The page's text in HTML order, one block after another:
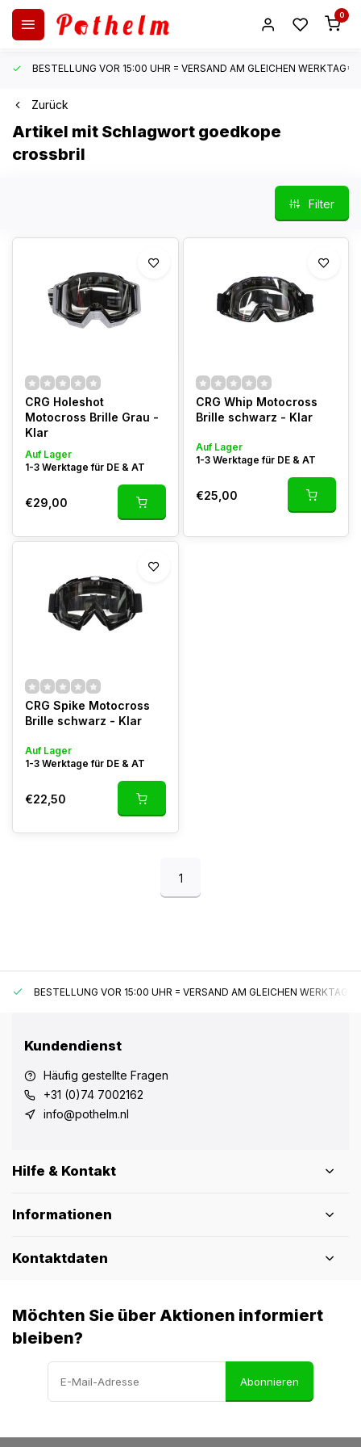
0
BESTELLUNG VOR 15:00 UHR = VERSAND AM GLEICHEN WERKTAG*
Zurück
Artikel mit Schlagwort goedkope
crossbril
Filter
CRG Holeshot
Motocross Brille Grau -
Klar
Auf Lager
1-3 Werktage für DE & AT
€29,00
CRG Whip Motocross
Brille schwarz - Klar
Auf Lager
1-3 Werktage für DE & AT
€25,00
CRG Spike Motocross
Brille schwarz - Klar
Auf Lager
1-3 Werktage für DE & AT
€22,50
1
BESTELLUNG VOR 15:00 UHR = VERSAND AM GLEICHEN WERKTAG*
Kundendienst
Häufig gestellte Fragen
+31 (0)74 7002162
info@pothelm.nl
Hilfe & Kontakt
Informationen
Kontaktdaten
Möchten Sie über Aktionen informiert
bleiben?
Abonnieren